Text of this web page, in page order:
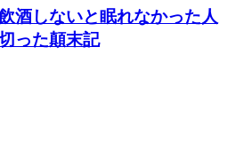
酒しないと眠れなかった人
った顛末記